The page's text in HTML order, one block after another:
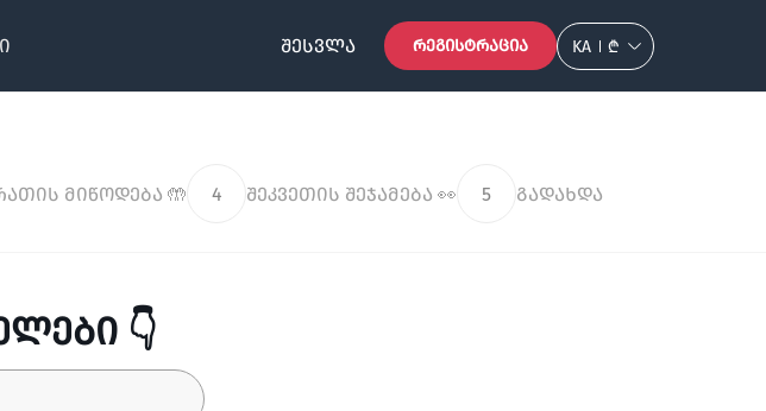
ᲨᲔᲡᲕᲚᲐ ᲠᲔᲒᲘᲡᲢᲠᲐᲪᲘᲐ KA ₾
მიწოდება 🤲 4 შეკვეთის შეჯამება 👀 5 გადახდა
👇